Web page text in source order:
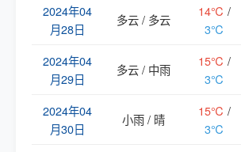
2024年04
月28日
多云 / 多云
14℃ /
3℃
2024年04
月29日
多云 / 中雨
15℃ /
3℃
2024年04
月30日
小雨 / 晴
15℃ /
3℃